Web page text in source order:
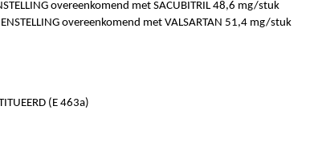
overeenkomend met SACUBITRIL 48,6 mg/stuk
overeenkomend met VALSARTAN 51,4 mg/stuk
(E 463a)